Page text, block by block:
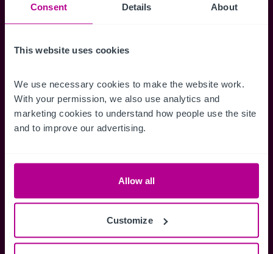
Consent Details About
This website uses cookies
We use necessary cookies to make the website work.
With your permission, we also use analytics and
marketing cookies to understand how people use the site
and to improve our advertising.
Allow all
Customize
Benachrichtigungen für neuen Objekten zu
Zugriff auf alle
Informationen
Verkaufsmandate - exklusiv für
Speichern
Suchkriterien